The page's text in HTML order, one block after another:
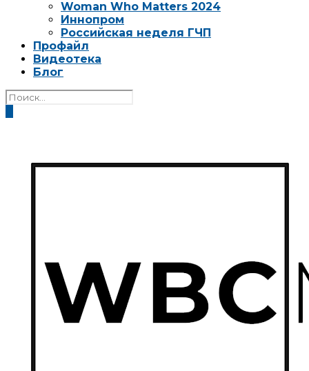
Woman Who Matters 2024
Иннопром
Российская неделя ГЧП
Профайл
Видеотека
Блог